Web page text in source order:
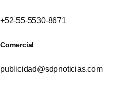
+52-55-5530-8671
Comercial
publicidad@sdpnoticias.com